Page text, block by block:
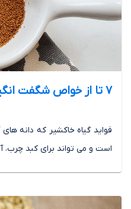
7 تا از خواص شگفت انگیز خاکشیر
فواید گیاه خاکشیر که دانه
است و می تواند برای کبد چرب،